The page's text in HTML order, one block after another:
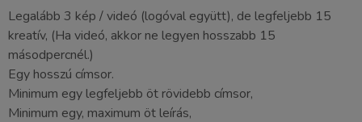
Legalább 3 kép / videó (logóval együtt), de legfeljebb 15
kreatív, (Ha videó, akkor ne legyen hosszabb 15
másodpercnél.)
Egy hosszú címsor.
Minimum egy legfeljebb öt rövidebb címsor,
Minimum egy, maximum öt leírás,